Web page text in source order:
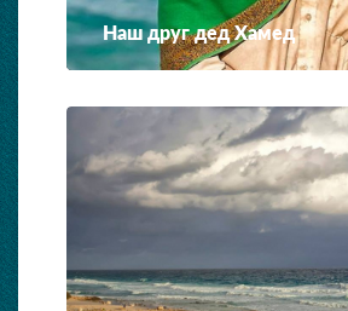
Наш друг дед Хамед